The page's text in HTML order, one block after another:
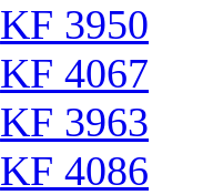
KF 3950
KF 4067
KF 3963
KF 4086